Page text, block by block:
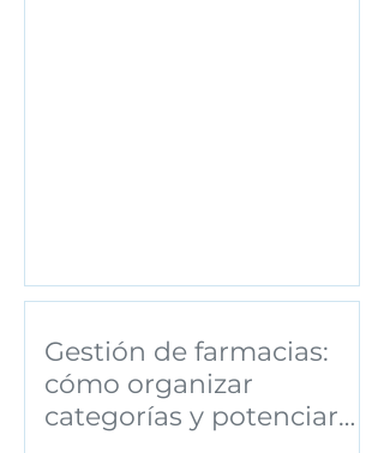
Gestión de farmacias:
cómo organizar
categorías y potenciar